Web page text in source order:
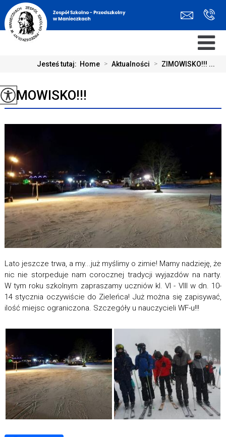
Jesteś tutaj: Home > Aktualności > ZIMOWISKO!!! ...
ZIMOWISKO!!!
Lato jeszcze trwa, a my...już myślimy o zimie! Mamy nadzieję, że
nic nie storpeduje nam corocznej tradycji wyjazdów na narty.
W tym roku szkolnym zapraszamy uczniów kl. VI - VIII w dn. 10-
14 stycznia oczywiście do Zieleńca! Już można się zapisywać,
ilość miejsc ograniczona. Szczegóły u nauczycieli WF-u!!!